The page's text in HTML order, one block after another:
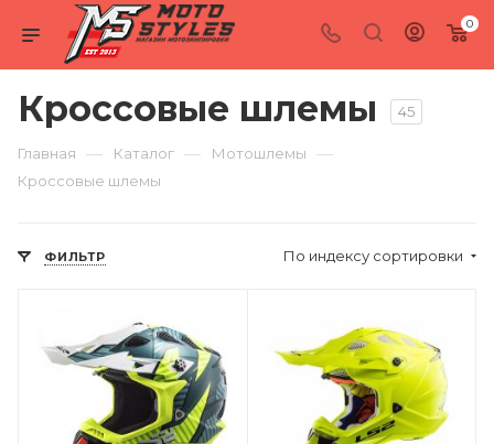
0
Кроссовые шлемы 45
Главная — Каталог — Мотошлемы —
Кроссовые шлемы
ФИЛЬТР По индексу сортировки